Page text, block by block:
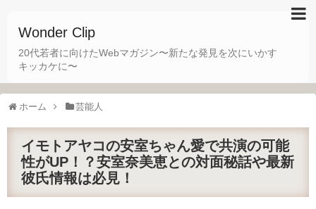
Wonder Clip
20代若者に向けたWebマガジン〜新たな発見を次にいかす
キッカケに〜
ホーム 芸能人
イモトアヤコの安室ちゃん愛で共演の可能
性がUP！？安室奈美恵との対面秘話や最新
彼氏情報は必見！